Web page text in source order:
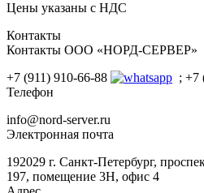
Цены указаны с НДС
Контакты
Контакты ООО «НОРД-СЕРВЕР»
+7 (911) 910-66-88
; +7
Телефон
info@nord-server.ru
Электронная почта
192029 г. Санкт-Петербург,
197, помещение 3Н, офис 4